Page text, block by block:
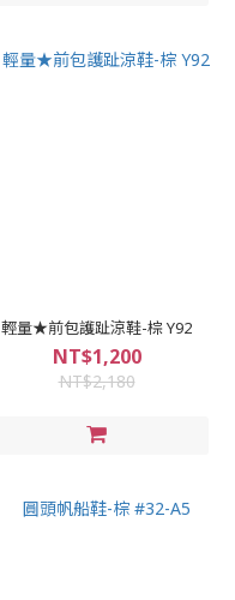
輕量★前包護趾涼鞋-棕 Y92
NT$1,200
NT$2,180